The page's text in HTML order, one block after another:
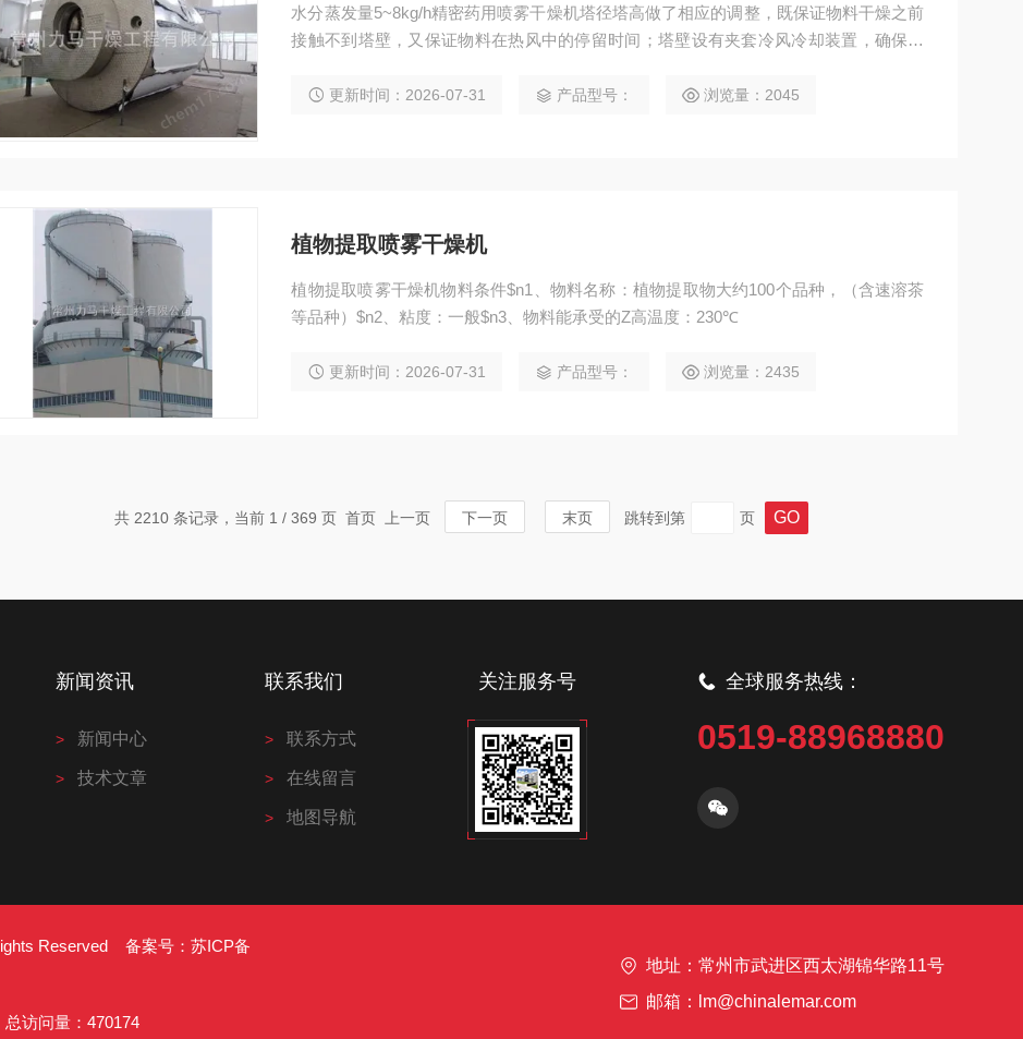
水分蒸发量5~8kg/h精密药用喷雾干燥机塔径塔高做了相应的调整，既保证物料干燥之前
接触不到塔壁，又保证物料在热风中的停留时间；塔壁设有夹套冷风冷却装置，确保物
装空气震击器，用压缩空气脉冲式地震击筒体，把吸附在筒体上的粉料顺畅地击落下
更新时间：2026-07-31 产品型号： 浏览量：2045
植物提取喷雾干燥机
植物提取喷雾干燥机物料条件$n1、物料名称：植物提取物大约100个品种，（含速溶茶
等品种）$n2、粘度：一般$n3、物料能承受的Z高温度：230℃
更新时间：2026-07-31 产品型号： 浏览量：2435
共 2210 条记录，当前 1 / 369 页 首页 上一页 下一页 末页 跳转到第 页
新闻资讯
新闻中心
技术文章
联系我们
联系方式
在线留言
地图导航
关注服务号 全球服务热线：
0519-88968880
Reserved 备案号： 苏ICP备
访问量：470174
地址：常州市武进区西太湖锦华路11号
邮箱：lm@chinalemar.com